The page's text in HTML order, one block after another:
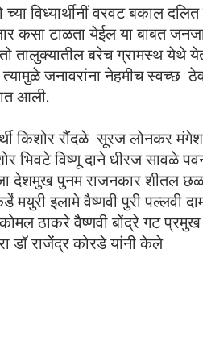
विध्यार्थीनीं वरवट बकाल
कसा टाळता येईल या बाबत
बरेच ग्रामस्थ येथे
जनावरांना नेहमीच स्वच्छ
आली.
किशोर रौंदळे सूरज लोनकर
भिवटे विष्णू दाने धीरज सावळे
देशमुख पुनम राजनकार शीतल
मयुरी इलामे वैष्णवी पुरी पल्लवी
ठाकरे वैष्णवी बोंद्रे गट
डॉ राजेंद्र कोरडे यांनी केले